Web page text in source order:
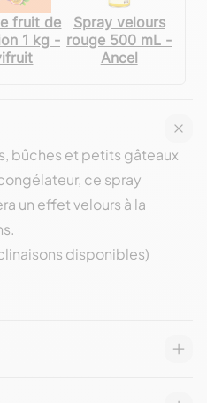
fruit de
1 kg -
Spray velours
rouge 500 mL -
Ancel
bûches et petits gâteaux
ce spray
un effet velours à la
disponibles)